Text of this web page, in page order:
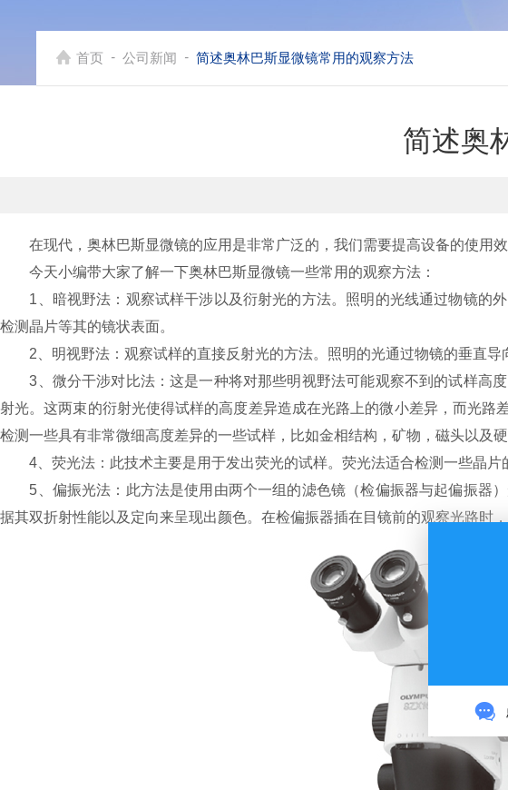
首页 - 公司新闻 - 简述奥林巴斯显微镜常用的观察方法
简述奥
在现代，奥林巴斯显微镜的应用是非常广泛的，我们需要提高设备的使用效
今天小编带大家了解一下奥林巴斯显微镜一些常用的观察方法：
1、暗视野法：观察试样干涉以及衍射光的方法。照明的光线通过物镜的
检测晶片等其的镜状表面。
2、明视野法：观察试样的直接反射光的方法。照明的光通过物镜的垂直导
3、微分干涉对比法：这是一种将对那些明视野法可能观察不到的试样高
射光。这两束的衍射光使得试样的高度差异造成在光路上的微小差异，而光
检测一些具有非常微细高度差异的一些试样，比如金相结构，矿物，磁头以及
4、荧光法：此技术主要是用于发出荧光的试样。荧光法适合检测一些晶片
5、偏振光法：此方法是使用由两个一组的滤色镜（检偏振器与起偏振器
据其双折射性能以及定向来呈现出颜色。在检偏振器插在目镜前的观察光路时